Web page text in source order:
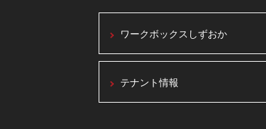
ワークボックスしずおか
テナント情報